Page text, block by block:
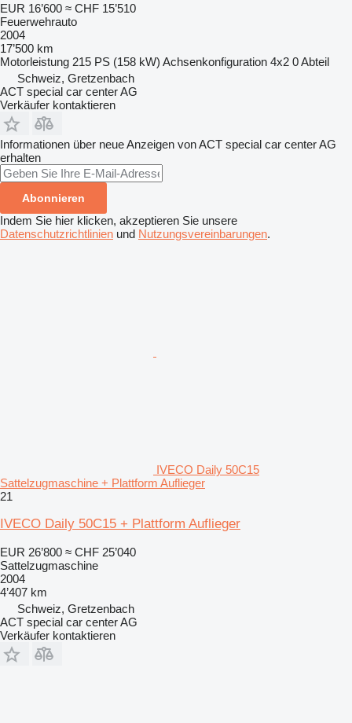
EUR 16’600 ≈ CHF 15’510
Feuerwehrauto
2004
17’500 km
Motorleistung 215 PS (158 kW) Achsenkonfiguration 4x2 0 Abteil
Schweiz, Gretzenbach
ACT special car center AG
Verkäufer kontaktieren
Informationen über neue Anzeigen von ACT special car center AG
erhalten
Abonnieren
Indem Sie hier klicken, akzeptieren Sie unsere
Datenschutzrichtlinien und Nutzungsvereinbarungen.
IVECO Daily 50C15
Sattelzugmaschine + Plattform Auflieger
21
IVECO Daily 50C15 + Plattform Auflieger
EUR 26’800 ≈ CHF 25’040
Sattelzugmaschine
2004
4’407 km
Schweiz, Gretzenbach
ACT special car center AG
Verkäufer kontaktieren